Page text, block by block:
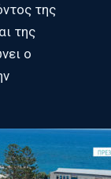
της
της
o